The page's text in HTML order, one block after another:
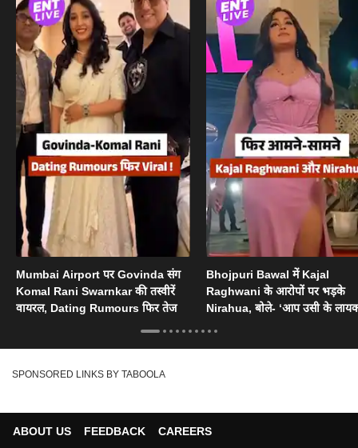
Mumbai Airport पर Govinda संग
Komal Rani Swarnkar की तस्वीरें
वायरल, Dating Rumours फिर तेज
Bhojpuri Bawal में Kajal
Raghwani के आरोपों पर भड़के
Nirahua, बोले- ‘आप उसी के लायक
SPONSORED LINKS BY TABOOLA
ABOUT US FEEDBACK CAREERS